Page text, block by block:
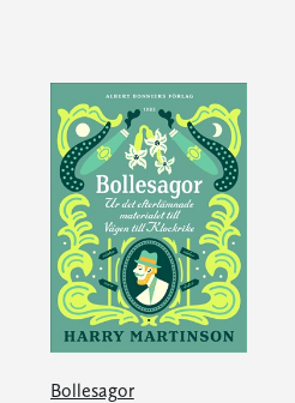
Bollesagor